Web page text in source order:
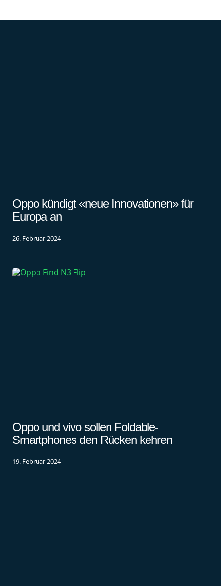
Oppo kündigt «neue Innovationen» für
Europa an
26. Februar 2024
Oppo und vivo sollen Foldable-
Smartphones den Rücken kehren
19. Februar 2024